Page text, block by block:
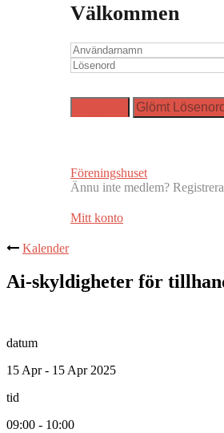
Välkommen
Föreningshuset
Ännu inte medlem?
Mitt konto
Kalender
Ai-skyldigheter för
datum
15 Apr - 15 Apr 2025
tid
09:00 - 10:00